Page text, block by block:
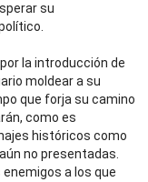
su
la introducción de
moldear a su
que forja su camino
como es
históricos como
no presentadas.
a los que